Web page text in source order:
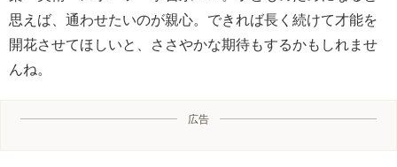
思えば、通わせたいのが親心。できれば長く続けて才能を
開花させてほしいと、ささやかな期待もするかもしれませ
んね。
広告